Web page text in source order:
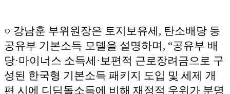
○ 강남훈 부위원장은 토지보유세, 탄소배당 등
공유부 기본소득 모델을 설명하며, “공유부 배
당·마이너스 소득세·보편적 근로장려금으로 구
성된 한국형 기본소득 패키지 도입 및 세제 개
편 시에 디딤돌소득에 비해 재정적 우위가 분명